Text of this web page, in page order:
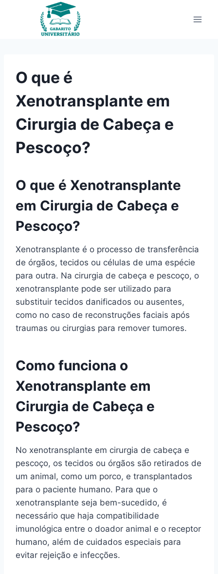
O que é
Xenotransplante em
Cirurgia de Cabeça e
Pescoço?
O que é Xenotransplante
em Cirurgia de Cabeça e
Pescoço?
Xenotransplante é o processo de transferência
de órgãos, tecidos ou células de uma espécie
para outra. Na cirurgia de cabeça e pescoço, o
xenotransplante pode ser utilizado para
substituir tecidos danificados ou ausentes,
como no caso de reconstruções faciais após
traumas ou cirurgias para remover tumores.
Como funciona o
Xenotransplante em
Cirurgia de Cabeça e
Pescoço?
No xenotransplante em cirurgia de cabeça e
pescoço, os tecidos ou órgãos são retirados de
um animal, como um porco, e transplantados
para o paciente humano. Para que o
xenotransplante seja bem-sucedido, é
necessário que haja compatibilidade
imunológica entre o doador animal e o receptor
humano, além de cuidados especiais para
evitar rejeição e infecções.